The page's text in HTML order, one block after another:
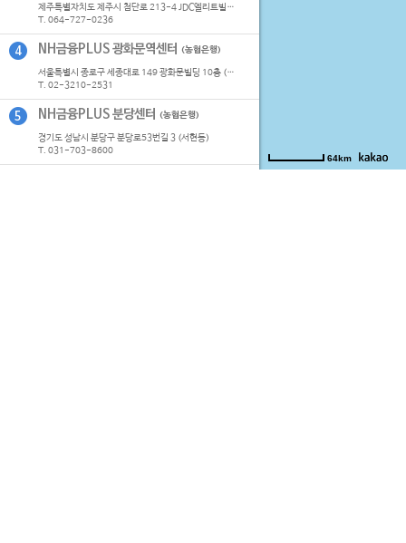
제주특별자치도 제주시 첨단로 213-4 JDC엘리트빌딩 (영평동)
T. 064-727-0236
4 NH금융PLUS 광화문역센터 (농협은행)
서울특별시 종로구 세종대로 149 광화문빌딩 10층 (당주동)
T. 02-3210-2531
5 NH금융PLUS 분당센터 (농협은행)
경기도 성남시 분당구 분당로53번길 3 (서현동)
T. 031-703-8600
64km